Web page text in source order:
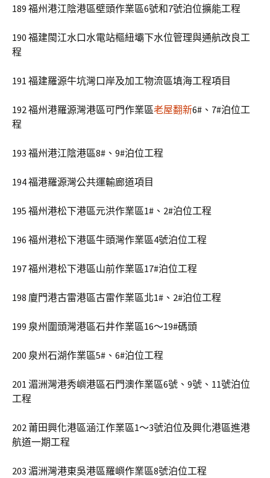
189 福州港江陰港區壁頭作業區6號和7號泊位擴能工程
190 福建閩江水口水電站樞紐壩下水位管理與通航改良工
程
191 福建羅源牛坑灣口岸及加工物流區填海工程項目
192 福州港羅源灣港區可門作業區老屋翻新6#、7#泊位工
程
193 福州港江陰港區8#、9#泊位工程
194 福港羅源灣公共運輸廊道項目
195 福州港松下港區元洪作業區1#、2#泊位工程
196 福州港松下港區牛頭灣作業區4號泊位工程
197 福州港松下港區山前作業區17#泊位工程
198 廈門港古雷港區古雷作業區北1#、2#泊位工程
199 泉州圍頭灣港區石井作業區16～19#碼頭
200 泉州石湖作業區5#、6#泊位工程
201 湄洲灣港秀嶼港區石門澳作業區6號、9號、11號泊位
工程
202 莆田興化港區涵江作業區1～3號泊位及興化港區進港
航道一期工程
203 湄洲灣港東吳港區羅嶼作業區8號泊位工程